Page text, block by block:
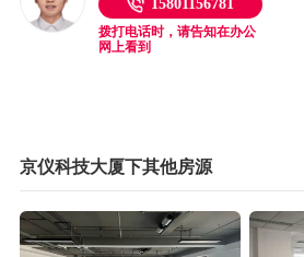
15801156781
拨打电话时，请告知在办公
网上看到
京仪科技大厦下其他房源